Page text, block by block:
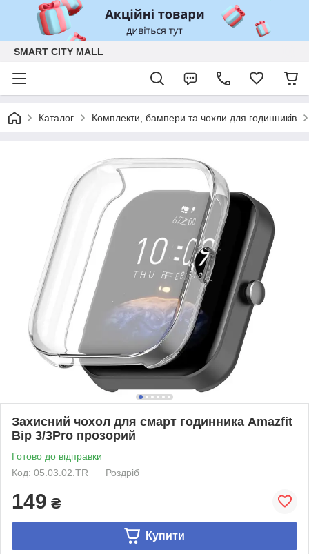
SMART CITY MALL
Каталог Комплекти, бампери та чохли для годинників
Захисний чохол для смарт годинника Amazfit
Bip 3/3Pro прозорий
Готово до відправки
Код: 05.03.02.TR
Роздріб
149 ₴
Купити